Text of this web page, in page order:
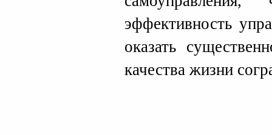
эффективность
оказать
качества жизни